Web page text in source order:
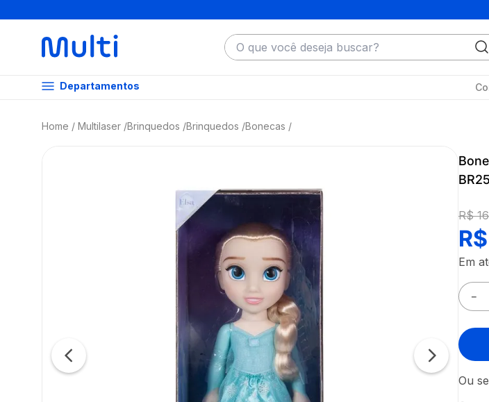
O que você deseja buscar?
Departamentos
Multilaser Brinquedos Brinquedos Bonecas
R$
R$
Em
－